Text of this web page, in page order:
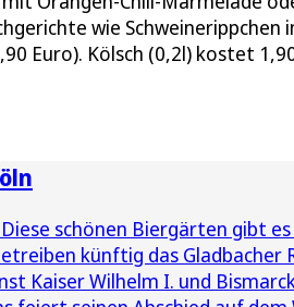
wie
Euro). Kölsch (0,2l) kostet
Diese schönen Biergärten gibt
künftig das Gladbacher
Kaiser Wilhelm I. und